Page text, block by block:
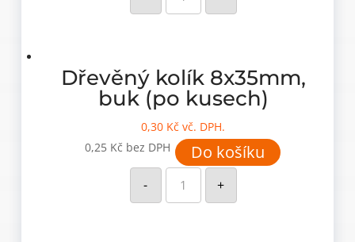
8x40mm,
buk
Dřevěný kolík 8x35mm,
buk (po kusech)
0,30 Kč vč. DPH.
0,25 Kč bez DPH Do košíku
-
Dřevěný
kolík
8x35mm,
buk
+